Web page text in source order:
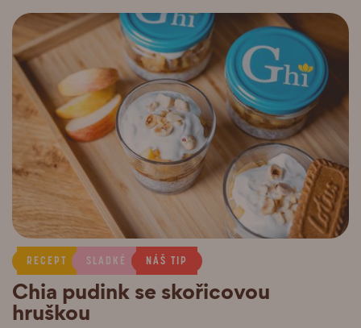
RECEPT SLADKÉ NÁŠ TIP
Chia pudink se skořicovou
hruškou